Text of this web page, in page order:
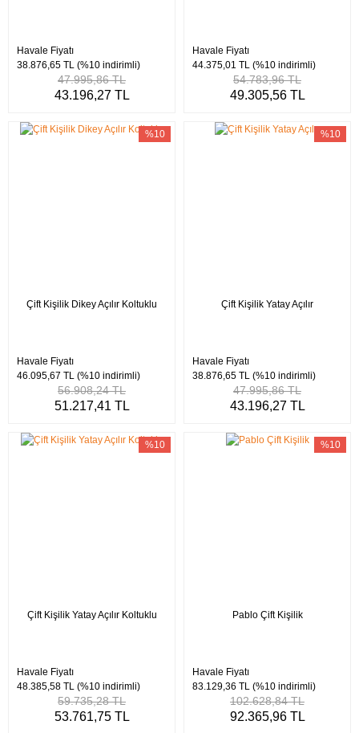
Havale Fiyatı
38.876,65 TL (%10 indirimli)
47.995,86 TL
43.196,27 TL
Havale Fiyatı
44.375,01 TL (%10 indirimli)
54.783,96 TL
49.305,56 TL
Çift Kişilik Dikey Açılır Koltuklu
Havale Fiyatı
46.095,67 TL (%10 indirimli)
%10
56.908,24 TL
51.217,41 TL
Çift Kişilik Yatay Açılır
Havale Fiyatı
38.876,65 TL (%10 indirimli)
%10
47.995,86 TL
43.196,27 TL
Çift Kişilik Yatay Açılır Koltuklu
Havale Fiyatı
48.385,58 TL (%10 indirimli)
%10
59.735,28 TL
53.761,75 TL
Pablo Çift Kişilik
Havale Fiyatı
83.129,36 TL (%10 indirimli)
%10
102.628,84 TL
92.365,96 TL